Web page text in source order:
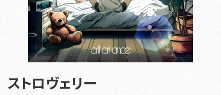
ストロヴェリー